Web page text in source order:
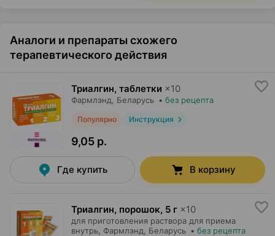
Аналоги и препараты схожего
терапевтического действия
Триалгин, таблетки ×10
Фармлэнд , Беларусь • без рецепта
Популярно Инструкция
9,05 р.
Где купить В корзину
Триалгин, порошок, 5 г ×10
для приготовления раствора для приема
внутрь, Фармлэнд , Беларусь • без рецепта